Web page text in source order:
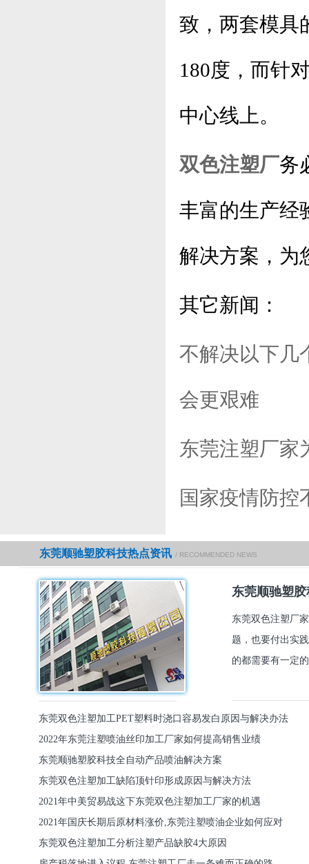
致，两套模具
180度，而针
中心线上。
双色注塑厂务
丰富的生产经
解决方案，为
其它新闻：
不解决以下几
会更艰难
东莞注塑厂家
国家疫情防控
东莞顺驰塑胶科技热点资讯 / RECOMMENDED NEWS
东莞顺驰塑
东莞双色注塑厂
题，也要付出实
的都需要有一定
东莞双色注塑加工PET塑料时浇口容易发白原因与解决办法
2022年东莞注塑喷油丝印加工厂家如何提高销售业绩
东莞顺驰塑胶科技全自动产品喷油解决方案
东莞双色注塑加工缺陷顶针印形成原因与解决方法
2021年中美贸易战这下东莞双色注塑加工厂家的机遇
2021年国庆长期后原材料涨价,东莞注塑喷油企业如何应对
东莞双色注塑加工分析注塑产品缺胶4大原因